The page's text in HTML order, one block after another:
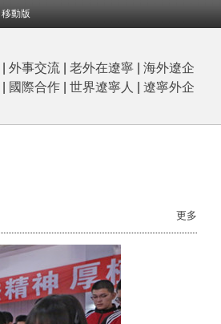
移動版
外事交流 老外在遼寧
海外遼企
國際合作 世界遼寧人 遼寧外企
更多